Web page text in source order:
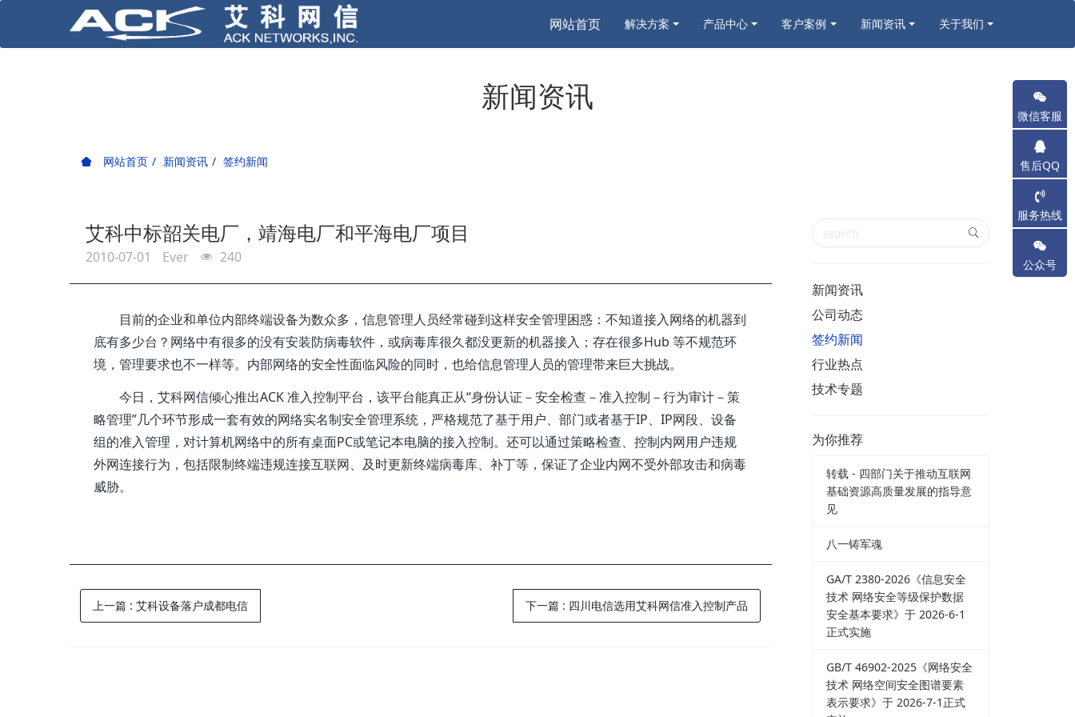
网站首页 解决方案 产品中心 客户案例 新闻资讯 关于我们
新闻资讯
网站首页 新闻资讯 签约新闻
艾科中标韶关电厂，靖海电厂和平海电厂项目
2010-07-01 Ever 240
目前的企业和单位内部终端设备为数众多，信息管理人员经常碰到这样安全管理困惑：不知道接入网络的机器到
底有多少台？网络中有很多的没有安装防病毒软件，或病毒库很久都没更新的机器接入；存在很多Hub 等不规范环
境，管理要求也不一样等。内部网络的安全性面临风险的同时，也给信息管理人员的管理带来巨大挑战。
今日，艾科网信倾心推出ACK 准入控制平台，该平台能真正从“身份认证－安全检查－准入控制－行为审计－策
略管理”几个环节形成一套有效的网络实名制安全管理系统，严格规范了基于用户、部门或者基于IP、IP网段、设备
组的准入管理，对计算机网络中的所有桌面PC或笔记本电脑的接入控制。还可以通过策略检查、控制内网用户违规
外网连接行为，包括限制终端违规连接互联网、及时更新终端病毒库、补丁等，保证了企业内网不受外部攻击和病毒
威胁。
上一篇 :艾科设备落户成都电信 下一篇 : 四川电信选用艾科网信准入控制产品
新闻资讯
公司动态
签约新闻
行业热点
技术专题
为你推荐
转载 - 四部门关于推动互联网
基础资源高质量发展的指导意
见
八一铸军魂
GA/T 2380-2026《信息安全
技术 网络安全等级保护数据
安全基本要求》于 2026-6-1
正式实施
GB/T 46902-2025《网络安全
技术 网络空间安全图谱要素
表示要求》于 2026-7-1正式
微信客服
售后QQ
服务热线
公众号